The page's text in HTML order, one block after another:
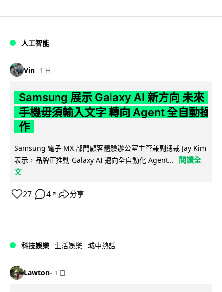
人工智能
Vin 1 日
Samsung 展示 Galaxy AI 新方向 未來
手機毋須輸入文字 轉向 Agent 全自動操
作
Samsung 電子 MX 部門顧客體驗辦公室主管兼副總裁 Jay Kim
表示，品牌正推動 Galaxy AI 邁向全自動化 Agent...
閱讀全
文
27 4 ↗ 分享
科技娛樂 生活娛樂 城中熱話
Lawton 1 日